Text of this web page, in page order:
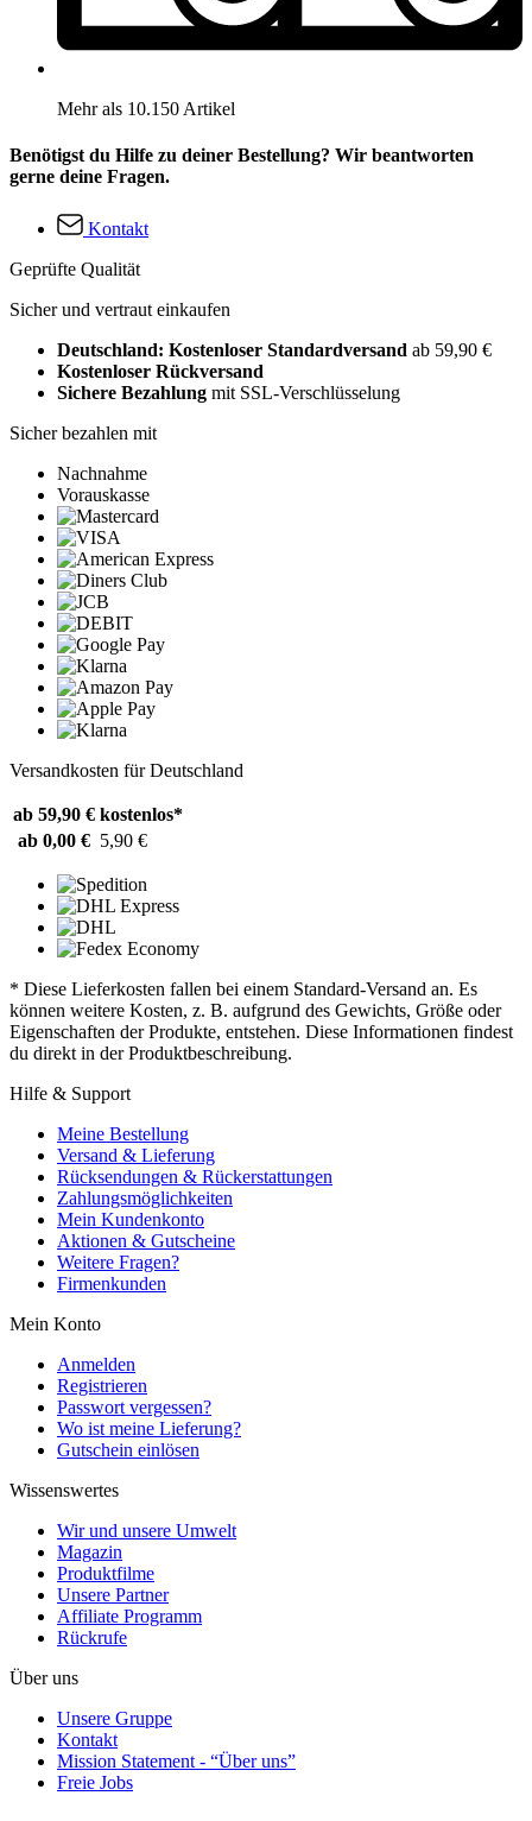
Mehr als 10.150 Artikel
Benötigst du Hilfe zu deiner Bestellung? Wir beantworten
gerne deine Fragen.
Kontakt
Geprüfte Qualität
Sicher und vertraut einkaufen
Deutschland: Kostenloser Standardversand ab 59,90 €
Kostenloser Rückversand
Sichere Bezahlung mit SSL-Verschlüsselung
Sicher bezahlen mit
Nachnahme
Vorauskasse
Versandkosten für Deutschland
ab 59,90 € kostenlos*
ab 0,00 € 5,90 €
* Diese Lieferkosten fallen bei einem Standard-Versand an. Es
können weitere Kosten, z. B. aufgrund des Gewichts, Größe oder
Eigenschaften der Produkte, entstehen. Diese Informationen findest
du direkt in der Produktbeschreibung.
Hilfe & Support
Meine Bestellung
Versand & Lieferung
Rücksendungen & Rückerstattungen
Zahlungsmöglichkeiten
Mein Kundenkonto
Aktionen & Gutscheine
Weitere Fragen?
Firmenkunden
Mein Konto
Anmelden
Registrieren
Passwort vergessen?
Wo ist meine Lieferung?
Gutschein einlösen
Wissenswertes
Wir und unsere Umwelt
Magazin
Produktfilme
Unsere Partner
Affiliate Programm
Rückrufe
Über uns
Unsere Gruppe
Kontakt
Mission Statement - “Über uns”
Freie Jobs